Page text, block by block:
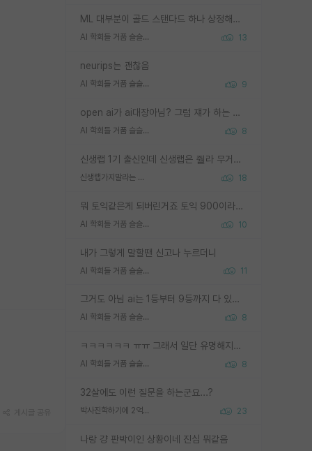
ML 대부분이 골드 스탠다드 하나 상정해놓고 (벤치마크 데이터셋이 여러 개면 여러 개 상정) 그거 얼마나 잘 맞추나 싸움임 가끔 번뜩이는 설계 철학을 보여주는 논문들도 있지만 대부분 그거 성적 얼마나 더 올리느라에 혈안이 되어 있는 측면이 잇음
AI 학회들 거품 슬슬 지적이 나오네요 13
neurips는 괜찮음
AI 학회들 거품 슬슬 지적이 나오네요 9
open ai가 ai대장아님? 그럼 쟤가 하는 말이 다 맞겠네
AI 학회들 거품 슬슬 지적이 나오네요 8
신생랩 1기 출신인데 신생랩은 줠라 무거운 바벨 같은거임. 들면 대박인데 못들면 깔려 죽음. 아무도 알려주지 않는 환경에서 자생해야하지만, 일단 살아남았다면 그 어떤 사람보다 악착같고 생존력 높은 사람으로 거듭날 수 있음
신생랩가지말라는 이유가 있었구나 18
뭐 토익같은게 되버린거죠 토익 900이라고 영어잘하는건 아닙니다만 잘하는사람은 다 900을 넘는 그런
AI 학회들 거품 슬슬 지적이 나오네요 10
내가 그렇게 말할땐 신고나 누르더니
AI 학회들 거품 슬슬 지적이 나오네요 11
그거도 아님 ai는 1등부터 9등까지 다 있음 그거도 없는 사람은 뭐냐 교수가 그냥 못하게 한거 1등급도 교수가 막으면 안됨
AI 학회들 거품 슬슬 지적이 나오네요 8
ㅋㅋㅋㅋㅋㅋ ㅠㅠ 그래서 일단 유명해지는게 중요한거같습니다
AI 학회들 거품 슬슬 지적이 나오네요 8
32살에도 이런 질문을 하는군요...?
박사진학하기에 2억은 괜찮은 (?) 정도의 경제력인가요 23
나랑 걍 판박이인 상황이네 진심 뭐같음